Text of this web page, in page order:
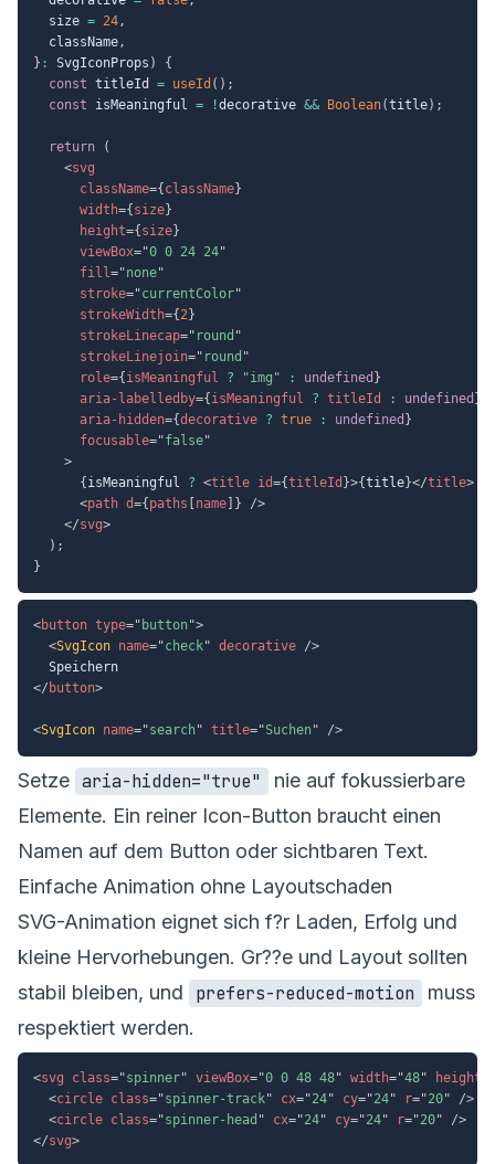
  size
= 24,
  className
,
} : SvgIconProps )
{
const titleId = useId ( ) ;
const isMeaningful = !decorative && Boolean(title) ;
return
(
<svg
className={ className}
width={ size}
height={ size}
viewBox="0 0 24 24"
fill="none"
stroke="currentColor"
strokeWidth={ 2}
strokeLinecap=" round "
strokeLinejoin=" round "
role={ isMeaningful ? "img" : undefined }
aria-labelledby={ isMeaningful ? titleId : undefined }
aria-hidden={decorative ? true : undefined }
focusable="false"
>
{ isMeaningful ? <title id={titleId }>{title}</title>
<path d={ paths name }
/>
</svg>
) ;
}
<button type=" button">
<SvgIcon name="check" decorative />
</ button>
<SvgIcon name="search" title="Suchen" />
Setze aria-hidden="true"
nie auf fokussierbare
Elemente. Ein reiner Icon-Button braucht einen
Namen auf dem Button oder sichtbaren Text.
Einfache Animation ohne Layoutschaden
SVG-Animation eignet sich f?r Laden, Erfolg und
kleine Hervorhebungen. Gr??e und Layout sollten
stabil bleiben, und
prefers-reduced-motion
muss
respektiert werden.
<svg class="spinner" viewBox="0 0 48 48" width="48" height
<circle class="spinner-track" cx="24" cy="24" r="20"
/>
<circle class="spinner-head " cx="24" cy="24" r="20"
/>
</svg>